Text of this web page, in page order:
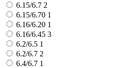
6.15/6.7 2
6.15/6.70 1
6.16/6.20 1
6.16/6.45 3
6.2/6.5 1
6.2/6.7 2
6.4/6.7 1